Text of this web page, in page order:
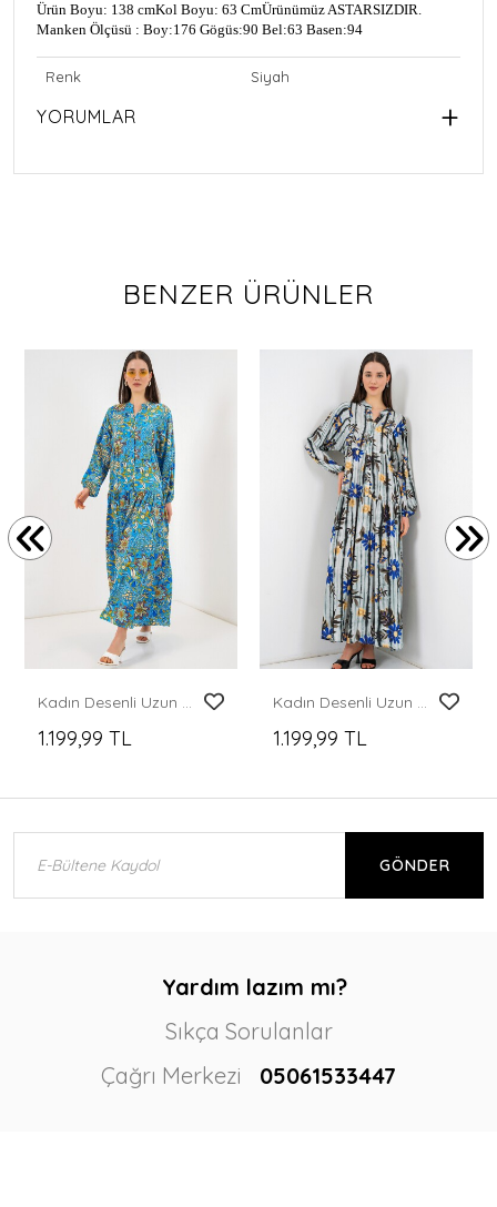
Ürün Boyu: 138 cmKol Boyu: 63 CmÜrünümüz ASTARSIZDIR.
Manken Ölçüsü : Boy:176 Gögüs:90 Bel:63 Basen:94
Renk Siyah
YORUMLAR
BENZER ÜRÜNLER
Kadın Desenli Uzun Tesettür Elbise 2585 - Turkuaz
1.199,99 TL
Kadın Desenli Uzun Tesettür Elbise 2585 - Koyu Gri
1.199,99 TL
GÖNDER
Yardım lazım mı?
Sıkça Sorulanlar
Çağrı Merkezi
05061533447